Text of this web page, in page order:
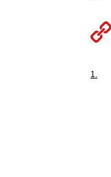
1.